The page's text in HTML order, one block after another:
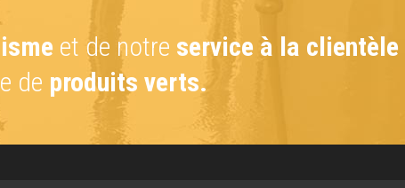
et de notre service à la
de produits verts.